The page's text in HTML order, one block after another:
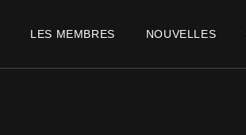
LES MEMBRES NOUVELLES